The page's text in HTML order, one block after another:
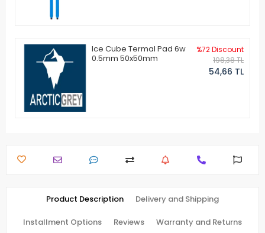
Ice Cube Termal Pad 6w
0.5mm 50x50mm
%72 Discount
198,38 TL
54,66 TL
Product Description Delivery and Shipping
Installment Options Reviews Warranty and Returns